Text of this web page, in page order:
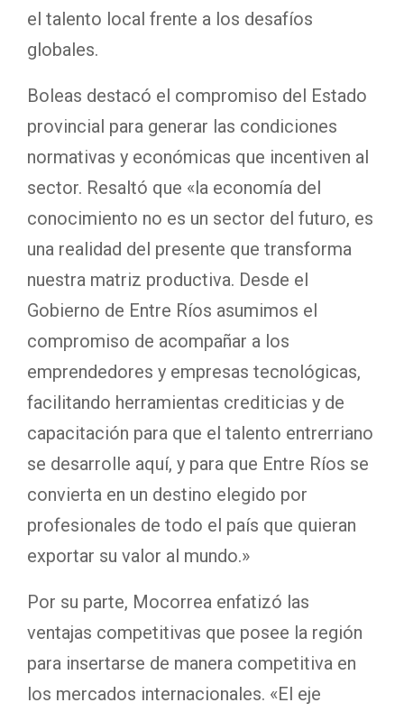
el talento local frente a los desafíos
globales.
Boleas destacó el compromiso del Estado
provincial para generar las condiciones
normativas y económicas que incentiven al
sector. Resaltó que «la economía del
conocimiento no es un sector del futuro, es
una realidad del presente que transforma
nuestra matriz productiva. Desde el
Gobierno de Entre Ríos asumimos el
compromiso de acompañar a los
emprendedores y empresas tecnológicas,
facilitando herramientas crediticias y de
capacitación para que el talento entrerriano
se desarrolle aquí, y para que Entre Ríos se
convierta en un destino elegido por
profesionales de todo el país que quieran
exportar su valor al mundo.»
Por su parte, Mocorrea enfatizó las
ventajas competitivas que posee la región
para insertarse de manera competitiva en
los mercados internacionales. «El eje